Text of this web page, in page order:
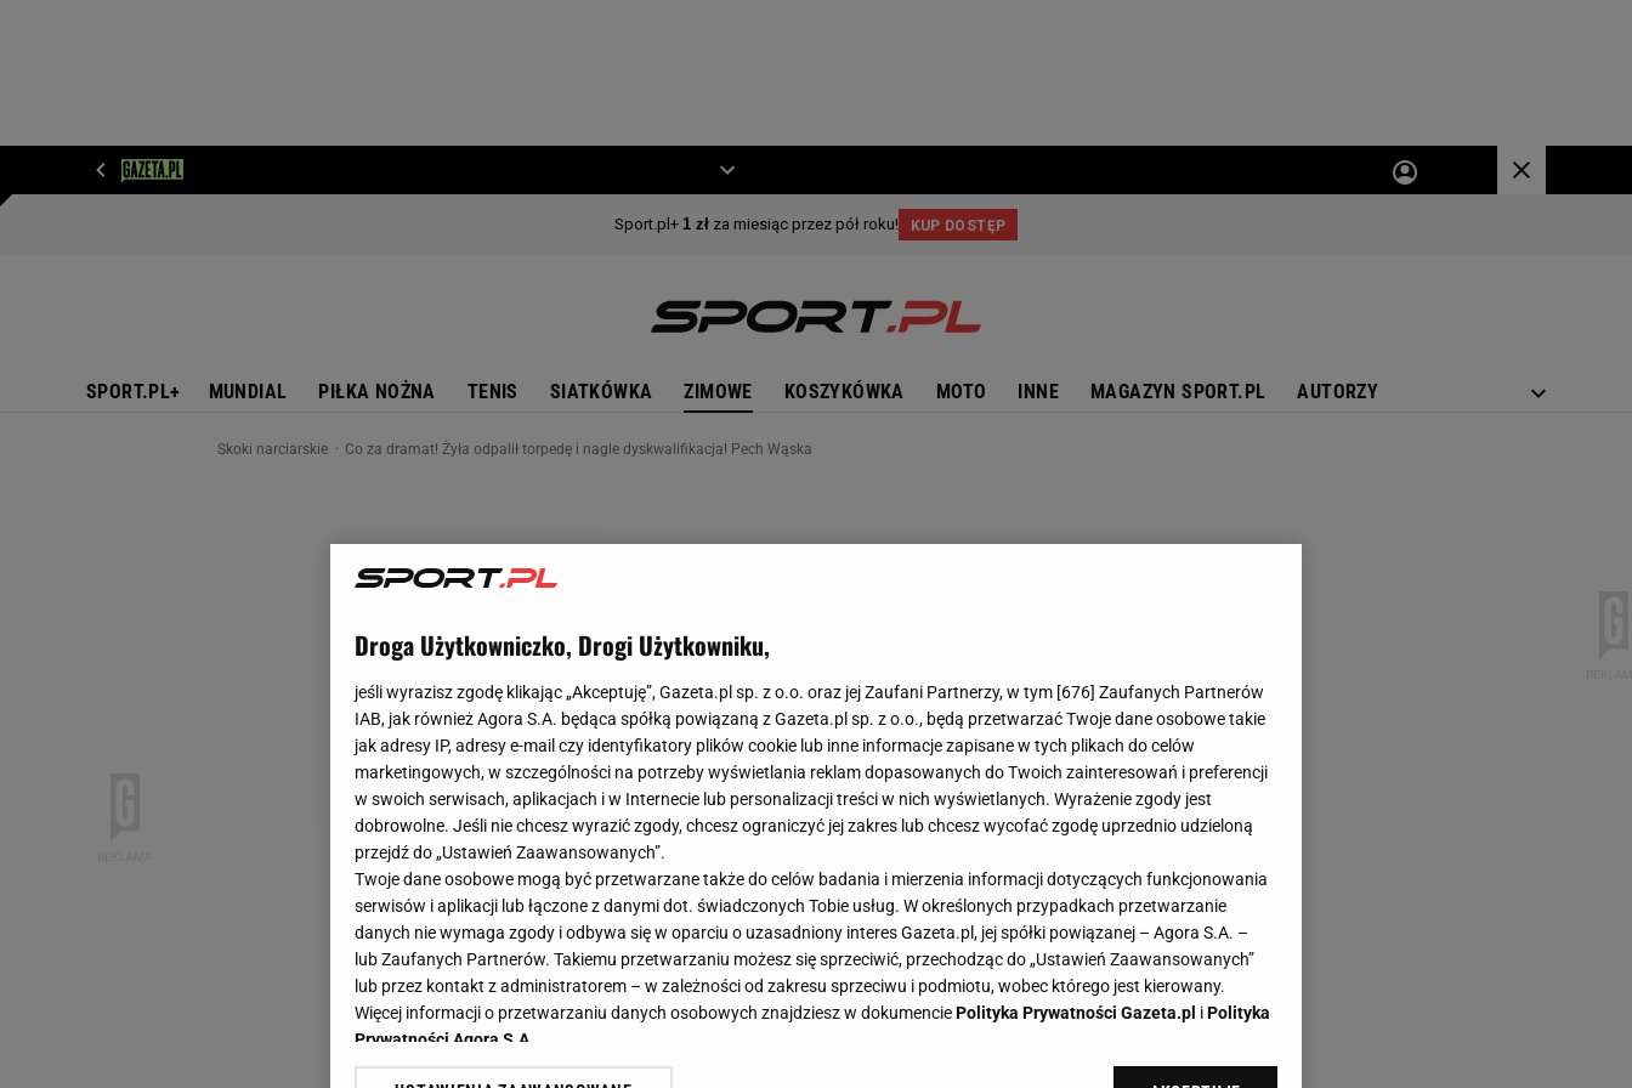
SPORT.PL+ MUNDIAL PIŁKA NOŻNA TENIS SIATKÓWKA ZIMOWE KOSZYKÓWKA MOTO INNE MAGAZYN SPORT.PL AUTORZY
Skoki narciarskie Co za dramat! Żyła odpalił torpedę i nagle dyskwalifikacja! Pech Wąska
Droga Użytkowniczko, Drogi Użytkowniku,
jeśli wyrazisz zgodę klikając „Akceptuję”, Gazeta.pl sp. z o.o. oraz jej Zaufani Partnerzy, w tym [676] Zaufanych Partnerów
IAB, jak również Agora S.A. będąca spółką powiązaną z Gazeta.pl sp. z o.o., będą przetwarzać Twoje dane osobowe takie
jak adresy IP, adresy e-mail czy identyfikatory plików cookie lub inne informacje zapisane w tych plikach do celów
marketingowych, w szczególności na potrzeby wyświetlania reklam dopasowanych do Twoich zainteresowań i preferencji
w swoich serwisach, aplikacjach i w Internecie lub personalizacji treści w nich wyświetlanych. Wyrażenie zgody jest
dobrowolne. Jeśli nie chcesz wyrazić zgody, chcesz ograniczyć jej zakres lub chcesz wycofać zgodę uprzednio udzieloną
przejdź do „Ustawień Zaawansowanych”.
Twoje dane osobowe mogą być przetwarzane także do celów badania i mierzenia informacji dotyczących funkcjonowania
serwisów i aplikacji lub łączone z danymi dot. świadczonych Tobie usług. W określonych przypadkach przetwarzanie
danych nie wymaga zgody i odbywa się w oparciu o uzasadniony interes Gazeta.pl, jej spółki powiązanej – Agora S.A. –
lub Zaufanych Partnerów. Takiemu przetwarzaniu możesz się sprzeciwić, przechodząc do „Ustawień Zaawansowanych”
lub przez kontakt z administratorem – w zależności od zakresu sprzeciwu i podmiotu, wobec którego jest kierowany.
Więcej informacji o przetwarzaniu danych osobowych znajdziesz w dokumenciePolityka Prywatności Gazeta.pl iPolityka
Prywatności Agora S.A.